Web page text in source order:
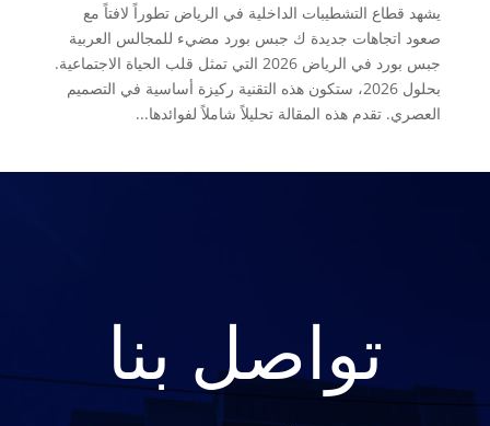
يشهد قطاع التشطيبات الداخلية في الرياض تطوراً لافتاً مع
صعود اتجاهات جديدة ك جبس بورد مضيء للمجالس العربية
جبس بورد في الرياض 2026 التي تمثل قلب الحياة الاجتماعية.
بحلول 2026، ستكون هذه التقنية ركيزة أساسية في التصميم
العصري. تقدم هذه المقالة تحليلاً شاملاً لفوائدها...
تواصل بنا